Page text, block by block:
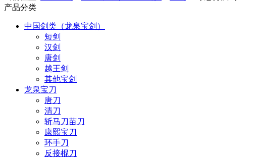
产品分类
中国剑类（龙泉宝剑）
短剑
汉剑
唐剑
越王剑
其他宝剑
龙泉宝刀
唐刀
清刀
斩马刀苗刀
康熙宝刀
环手刀
反接棍刀